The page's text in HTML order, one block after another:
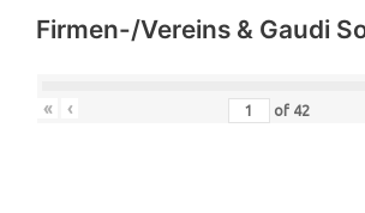
Firmen-/Vereins & Gaudi
« ‹ of 42